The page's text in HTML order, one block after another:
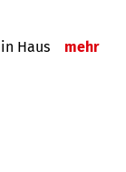
Haus mehr